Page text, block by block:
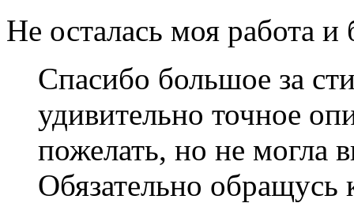
Не осталась моя работа и
Спасибо большое за
удивительно точное
пожелать, но не могла
Обязательно обращусь